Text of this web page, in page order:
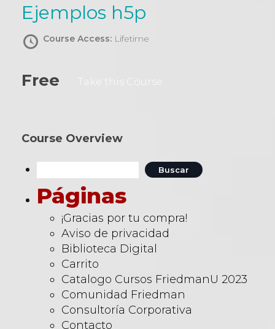
Ejemplos h5p
Course Access: Lifetime
Free Take this Course
Course Overview
Páginas
¡Gracias por tu compra!
Aviso de privacidad
Biblioteca Digital
Carrito
Catalogo Cursos FriedmanU 2023
Comunidad Friedman
Consultoría Corporativa
Contacto